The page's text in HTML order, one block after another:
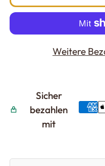
Weitere
Sicher
bezahlen
mit